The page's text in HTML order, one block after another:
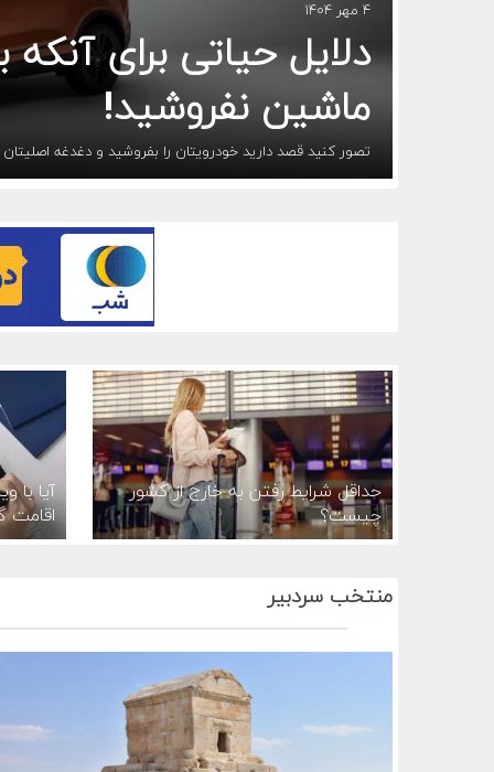
۴ مهر ۱۴۰۴
دلایل حیاتی برای
ماشین نفروشید!
تصور کنید قصد دارید خودرویتان را بفروشید و دغدغه
حداقل شرایط رفتن به خارج از کشور
چیست؟
آیا با
اقامت
منتخب سردبیر